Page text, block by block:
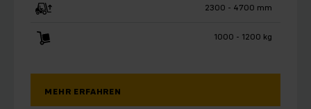
2300 - 4700 mm
1000 - 1200 kg
MEHR ERFAHREN